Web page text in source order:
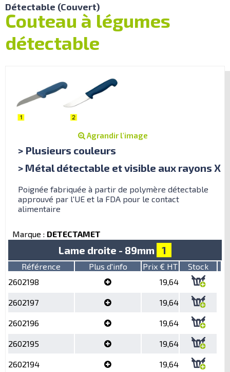
Détectable (Couvert)
Couteau à légumes
détectable
Agrandir l'image
> Plusieurs couleurs
> Métal détectable et visible aux rayons X
Poignée fabriquée à partir de polymère détectable
approuvé par l'UE et la FDA pour le contact
alimentaire
Marque : DETECTAMET
Lame droite - 89mm 1
Référence Plus d'info Prix € HT
Stock
2602198
19,64
2602197 19,64
2602196 19,64
2602195 19,64
2602194 19,64